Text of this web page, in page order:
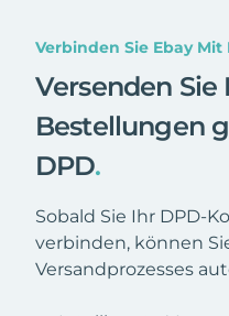
Verbinden Sie Ebay
Versenden Sie
Bestellungen
DPD.
Sobald Sie Ihr DPD-
verbinden, können
Versandprozesses